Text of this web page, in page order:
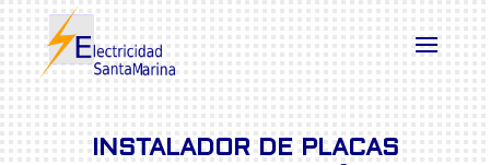
INSTALADOR DE PLACAS